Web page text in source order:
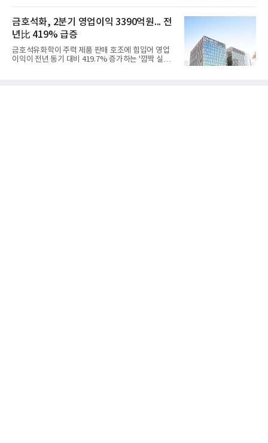
우호적인 환율 효과
라 투자에 나서는 것과 달리, 카카오는 ‘카카오톡’이
라는 플랫폼 경쟁력을 활용한 AI 에이전트 서비스에
집중하는 전략이다. 과거 무리한 사업 확장 과정에서
겪었던 시행착오를 되풀이하지 않고 핵심 역량에 집
중하겠다는 취지로 풀이된다.7일 업계에 따르면 카카
오는 올해 2분기 연결 기준 매출 2조985억원, 영업이
익 2770억원을 기록했다. 전년 동기 대비 매출과 영업
금호석화, 2분기 영업이익 3390억원... 전
년比 419% 급증
금호석유화학이 주력 제품 판매 호조에 힘입어 영업
이익이 전년 동기 대비 419.7% 증가하는 '깜짝 실